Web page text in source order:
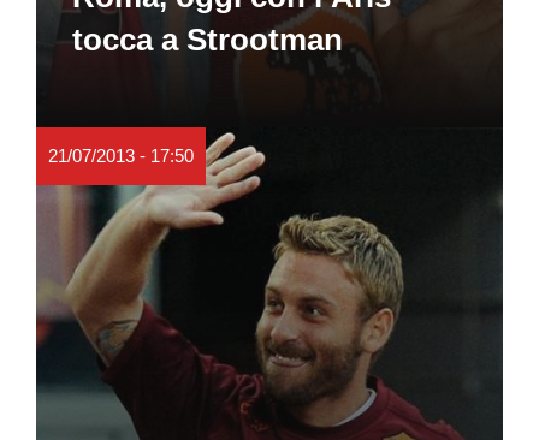
tocca a Strootman
21/07/2013 - 17:50